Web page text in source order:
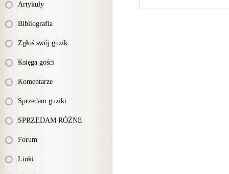
Artykuły
Bibliografia
Zgłoś swój guzik
Księga gości
Komentarze
Sprzedam guziki
SPRZEDAM RÓŻNE
Forum
Linki